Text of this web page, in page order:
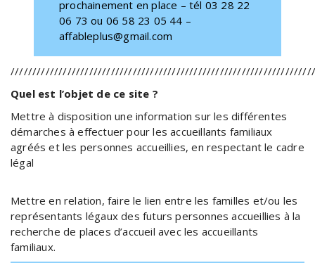
prochainement en place – tél 03 28 22
06 73 ou 06 58 23 05 44 –
affableplus@gmail.com
Quel est l’objet de ce site ?
Mettre à disposition une information sur les différentes
démarches à effectuer pour les accueillants familiaux
agréés et les personnes accueillies, en respectant le cadre
légal
Mettre en relation, faire le lien entre les familles et/ou les
représentants légaux des futurs personnes accueillies à la
recherche de places d’accueil avec les accueillants
familiaux.